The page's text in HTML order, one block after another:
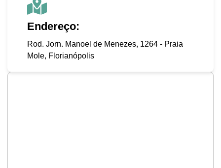
Endereço:
Rod. Jorn. Manoel de Menezes, 1264 - Praia
Mole, Florianópolis